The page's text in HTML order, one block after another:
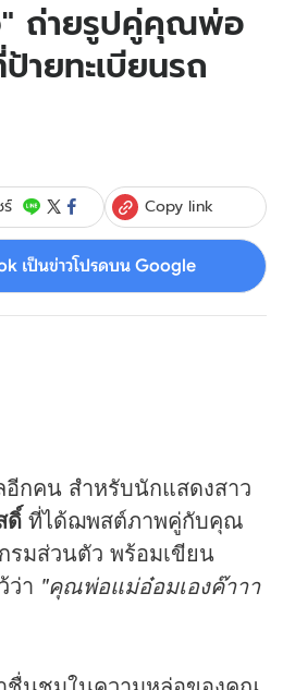
" ถ่ายรูปคู่คุณพ่อ
ายทะเบียนรถ
ร์ Copy link
เป็นข่าวโปรดบน Google
กคน สำหรับนักแสดงสาว
ดิ์ ที่ได้ฌพสต์ภาพคู่กับคุณ
มส่วนตัว พร้อมเขียน
ว่า "คุณพ่อแม่อ๋อมเองค๊าาา